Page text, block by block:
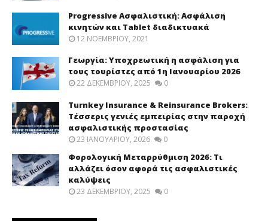
Progressive Ασφαλιστική: Ασφάλιση
κινητών και Tablet διαδικτυακά
12 ΝΟΕΜΒΡΊΟΥ, 2021
Γεωργία: Υποχρεωτική η ασφάλιση για
τους τουρίστες από 1η Ιανουαρίου 2026
22 ΔΕΚΕΜΒΡΊΟΥ, 2025 0
Turnkey Insurance & Reinsurance Brokers:
Τέσσερις γενιές εμπειρίας στην παροχή
ασφαλιστικής προστασίας
23 ΙΑΝΟΥΑΡΊΟΥ, 2026 0
Φορολογική Μεταρρύθμιση 2026: Τι
αλλάζει όσον αφορά τις ασφαλιστικές
καλύψεις
23 ΔΕΚΕΜΒΡΊΟΥ, 2025 0